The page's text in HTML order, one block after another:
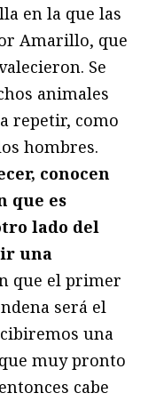
en la que las
Amarillo, que
Se
animales
repetir, como
hombres.
conocen
que es
lado del
una
que el primer
será el
una
muy pronto
cabe